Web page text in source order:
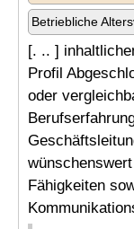
Betriebliche
[. .. ]
Profil
oder
Fähigkeiten